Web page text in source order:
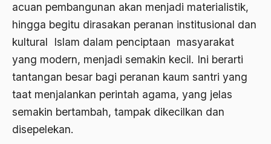
acuan pembangunan akan menjadi materialistik,
hingga begitu dirasakan peranan institusional dan
kultural Islam dalam penciptaan masyarakat
yang modern, menjadi semakin kecil. Ini berarti
tantangan besar bagi peranan kaum santri yang
taat menjalankan perintah agama, yang jelas
semakin bertambah, tampak dikecilkan dan
disepelekan.
akulturasi budaya
al qaeda
Al-Azhar
Al-Ghazali
Al-Ikhwanu Al-Muslimun